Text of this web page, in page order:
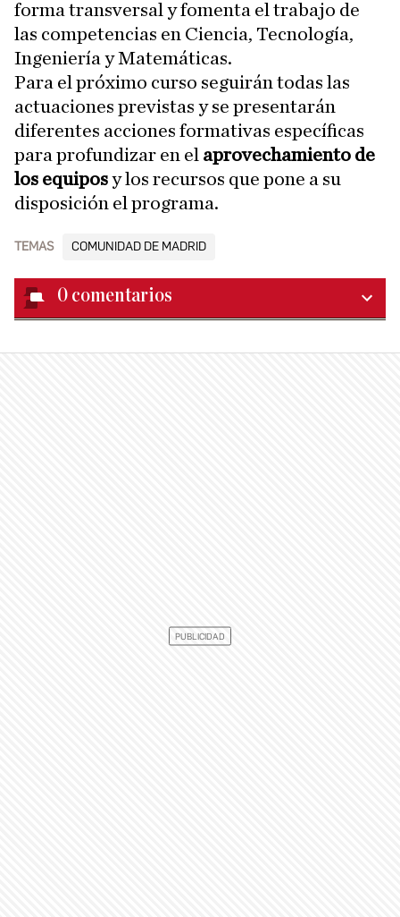
forma transversal y fomenta el trabajo de
las competencias en Ciencia, Tecnología,
Ingeniería y Matemáticas.
Para el próximo curso seguirán todas las
actuaciones previstas y se presentarán
diferentes acciones formativas específicas
para profundizar en el aprovechamiento de
los equiposy los recursos que pone a su
disposición el programa.
TEMAS COMUNIDAD DE MADRID
0 comentarios